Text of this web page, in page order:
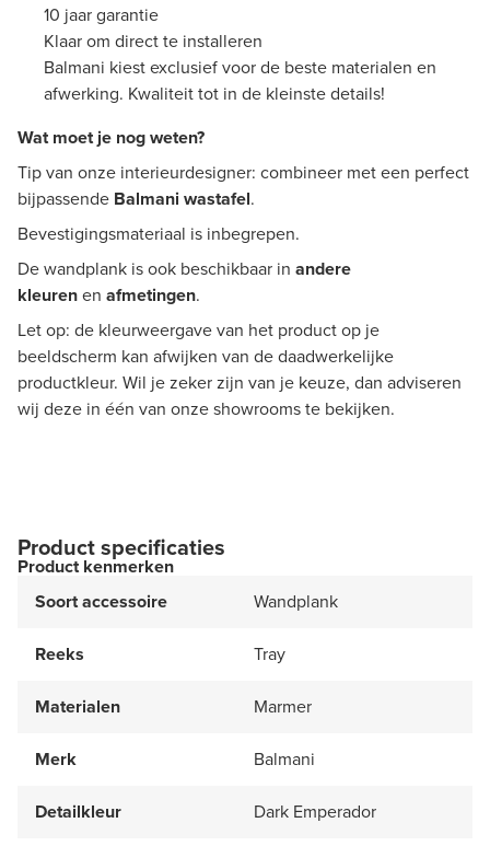
10 jaar garantie
Klaar om direct te installeren
Balmani kiest exclusief voor de beste materialen en
afwerking. Kwaliteit tot in de kleinste details!
Wat moet je nog weten?
Tip van onze interieurdesigner: combineer met een perfect
bijpassende Balmani wastafel.
Bevestigingsmateriaal is inbegrepen.
De wandplank is ook beschikbaar in andere
kleurenen afmetingen.
Let op: de kleurweergave van het product op je
beeldscherm kan afwijken van de daadwerkelijke
productkleur. Wil je zeker zijn van je keuze, dan adviseren
wij deze in één van onze showrooms te bekijken.
Product specificaties
Product kenmerken
Soort accessoire
Wandplank
Reeks Tray
Materialen Marmer
Merk Balmani
Detailkleur Dark Emperador